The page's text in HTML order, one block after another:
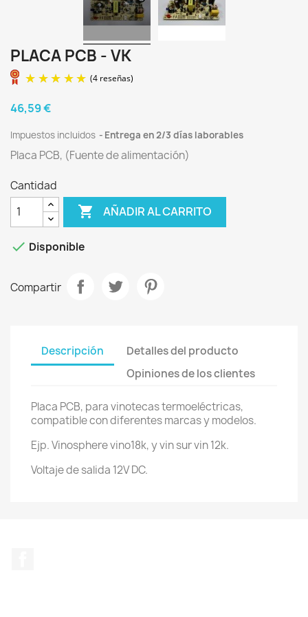
PLACA PCB - VK
46,59 €
Impuestos incluidos Entrega en 2/3 días laborables
Placa PCB, (Fuente de alimentación)
Cantidad
 AÑADIR AL CARRITO
 Disponible
Compartir
Descripción
Detalles del producto
Opiniones de los clientes
Placa PCB, para vinotecas termoeléctricas,
compatible con diferentes marcas y modelos.
Ejp. Vinosphere vino18k, y vin sur vin 12k.
Voltaje de salida 12V DC.